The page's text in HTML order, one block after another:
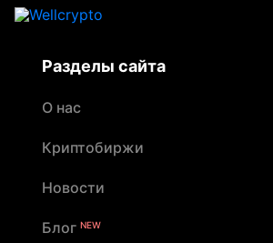
Разделы сайта
О нас
Криптобиржи
Новости
Блог NEW